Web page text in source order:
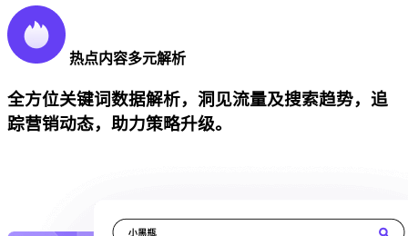
热点内容多元解析
全方位关键词数据解析，洞见流量及搜索趋势，追
踪营销动态，助力策略升级。